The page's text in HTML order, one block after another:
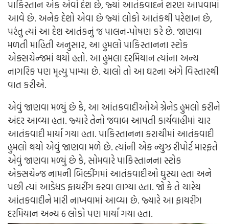
પાકિસ્તાન એક એવો દેશ છે, જ્યાં આતંકવાદને શરણ આપવામાં
આવે છે. અનેક દેશો એવા છે જ્યાં લોકો આતંકથી પરેશાન છે,
પરંતુ ત્યાં આ દેશ આતંકનું જ પાલન-પોષણ કરે છે. જાણવા
મળતી માહિતી અનુસાર, આ હુમલો પાકિસ્તાનના સ્ટોક
એક્સચેન્જમાં થયો હતો. આ હુમલા દરમિયાન ત્યાંના અન્ય
નાગરિક પણ મૃત્યુ પામ્યા છે. ચાલો તો આ ઘટના અંગે વિસ્તારથી
વાત કરીએ.
એવું જાણવા મળ્યું છે કે, આ આંતકવાદીઓએ ગ્રેનેડ હુમલો કરીને
અંદર આવ્યા હતા. જ્યારે તેનો જવાબ આપતી કાર્યવાહીમાં ચાર
આતંકવાદી માર્યા ગયા હતા. પાકિસ્તાનના કરાચીમાં આતંકવાદી
હુમલો થયો એવું જાણવા મળે છે. ત્યાંની એક ન્યુઝ રીપોર્ટ મારફતે
એવું જાણવા મળ્યું છે કે, સોમવારે પાકિસ્તાનના સ્ટોક
એક્સચેન્જ નામની બિલ્ડીંગમાં આતંકવાદીઓ ઘુસ્યા હતા અને
પછી ત્યાં આડેધડ ફાયરીંગ કરવા લાગ્યા હતા. જો કે તે ચારેય
આંતકવાદીને મારી નાખવામાં આવ્યા છે. જ્યારે આ ફાયરીંગ
દરમિયાન અન્ય 6 લોકો પણ માર્યા ગયા હતા.